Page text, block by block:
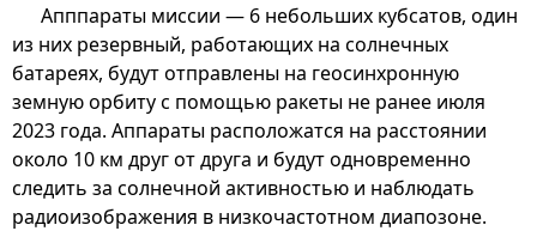
Апппараты миссии — 6 небольших кубсатов, один
из них резервный, работающих на солнечных
батареях, будут отправлены на геосинхронную
земную орбиту с помощью ракеты не ранее июля
2023 года. Аппараты расположатся на расстоянии
около 10 км друг от друга и будут одновременно
следить за солнечной активностью и наблюдать
радиоизображения в низкочастотном диапозоне.